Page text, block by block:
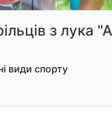
з лука
види спорту